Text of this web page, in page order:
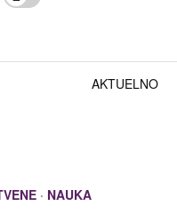
AKTUELNO
· NAUKA